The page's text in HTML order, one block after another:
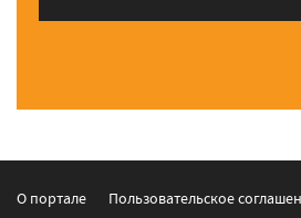
О портале Пользовательское